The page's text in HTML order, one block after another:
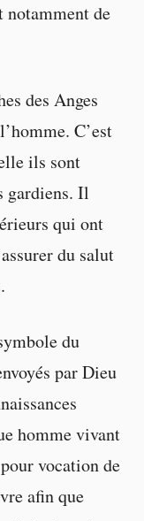
notamment de
des Anges
C’est
ils sont
gardiens. Il
qui ont
du salut
du
par Dieu
homme vivant
vocation de
afin que